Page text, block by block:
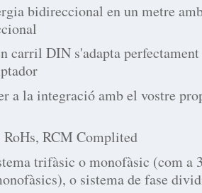
bidireccional en un metre
carril DIN s'adapta
a la integració amb el vostre
RCM Complited
trifàsic o monofàsic (com a 3
o sistema de fase